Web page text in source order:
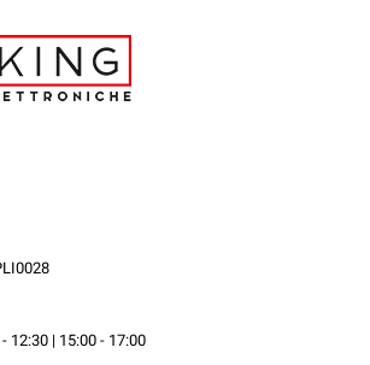
12:30 | 15:00 - 17:00